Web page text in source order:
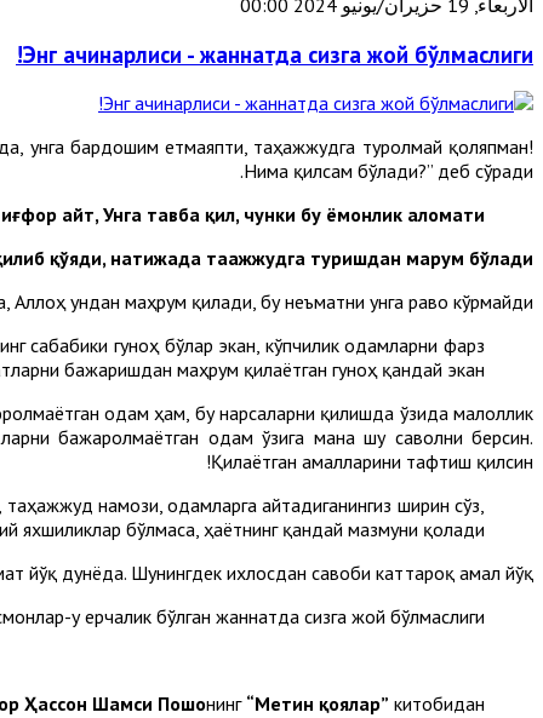
Энг ачинарлиси - жаннатда сизга жой бўлмаслиги!
унга бардошим етмаяпти, таҳажжудга туролмай қоляпман!
Нима қилсам бўлади?” деб сўради.
айт, Унга тавба қил, чунки бу ёмонлик аломати!”.
қўяди, натижада таҳажжудга туришдан маҳрум бўлади”.
ундан маҳрум қилади, бу неъматни унга раво кўрмайди.
сабабики гуноҳ бўлар экан, кўпчилик одамларни фарз
бажаришдан маҳрум қилаётган гуноҳ қандай экан?!
одам ҳам, бу нарсаларни қилишда ўзида малоллик
бажаролмаётган одам ўзига мана шу саволни берсин.
Қилаётган амалларини тафтиш қилсин!
намози, одамларга айтадиганингиз ширин сўз,
яхшиликлар бўлмаса, ҳаётнинг қандай мазмуни қолади?!
йўқ дунёда. Шунингдек ихлосдан савоби каттароқ амал йўқ!
у ерчалик бўлган жаннатда сизга жой бўлмаслиги!
Ҳассон Шамси Пошонинг “Метин қоялар” китобидан